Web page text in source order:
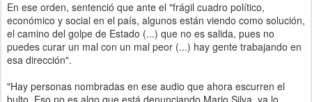
En ese orden, sentenció que ante el "frágil cuadro político,
económico y social en el país, algunos están viendo como solución,
el camino del golpe de Estado (...) que no es salida, pues no
puedes curar un mal con un mal peor (...) hay gente trabajando en
esa dirección".
"Hay personas nombradas en ese audio que ahora escurren el
bulto. Eso no es algo que está denunciando Mario Silva, ya lo